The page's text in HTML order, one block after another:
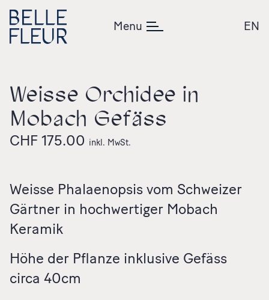
Zum Inhalt springen
Menu EN
Weisse Orchidee in
Mobach Gefäss
CHF 175.00 inkl. MwSt.
Weisse Phalaenopsis vom Schweizer
Gärtner in hochwertiger Mobach
Keramik
Höhe der Pflanze inklusive Gefäss
circa 40cm